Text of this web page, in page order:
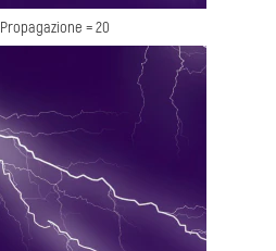
Propagazione = 20